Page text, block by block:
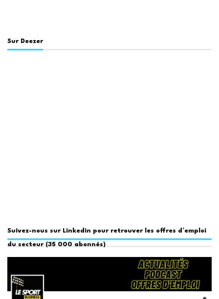
Sur Deezer
Suivez-nous sur Linkedin pour retrouver les offres d’emploi
du secteur (35 000 abonnés)